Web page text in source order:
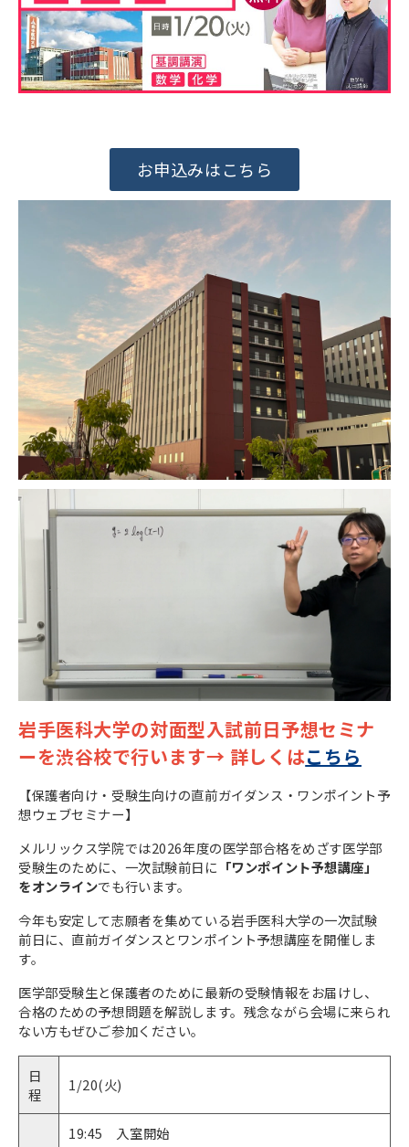
お申込みはこちら
岩手医科大学の対面型入試前日予想セミナ
ーを渋谷校で行います→ 詳しくはこちら
【保護者向け・受験生向けの直前ガイダンス・ワンポイント予
想ウェブセミナー】
メルリックス学院では2026年度の医学部合格をめざす医学部
受験生のために、一次試験前日に 「ワンポイント予想講座」
をオンラインでも行います。
今年も安定して志願者を集めている岩手医科大学の一次試験
前日に、直前ガイダンスとワンポイント予想講座を開催しま
す。
医学部受験生と保護者のために最新の受験情報をお届けし、
合格のための予想問題を解説します。残念ながら会場に来られ
ない方もぜひご参加ください。
日
程
1/20(火)
19:45 入室開始